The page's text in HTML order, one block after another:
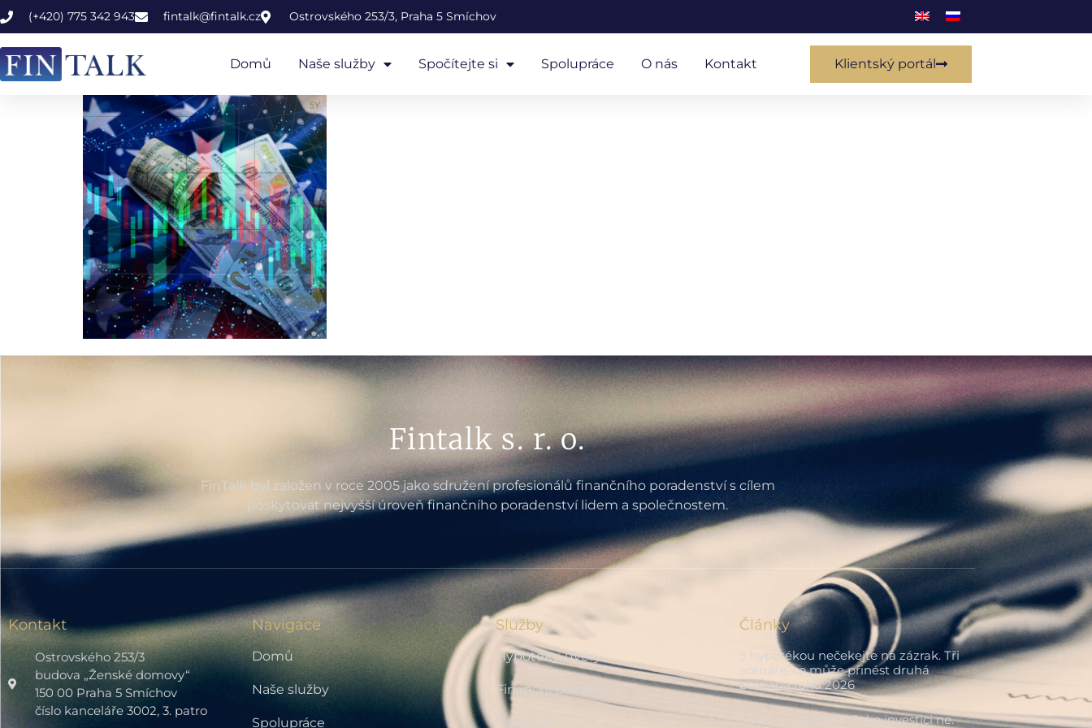
(+420) 775 342 943 fintalk@fintalk.cz Ostrovského 253/3, Praha 5 Smíchov
Domů Naše služby Spočítejte si Spolupráce O nás Kontakt Klientský portál
Fintalk s. r. o.
FinTalk byl založen v roce 2005 jako sdružení profesionálů finančního poradenství s cílem
poskytovat nejvyšší úroveň finančního poradenství lidem a společnostem.
Kontakt
Ostrovského 253/3
budova „Ženské domovy“
150 00 Praha 5 Smíchov
číslo kanceláře 3002, 3. patro
Navigace
Domů
Naše služby
Spolupráce
Služby
Hypotéky, úvěry
Finanční plánování
Pojištění
Články
S hypotékou nečekejte na zázrak. Tři
scénáře, co může přinést druhá
polovina roku 2026
Chytit je všechny? Jako investici ne.